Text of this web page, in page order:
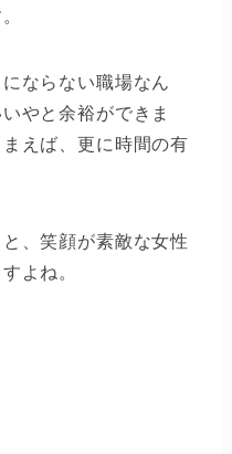
ならない職場なん
やと余裕ができま
えば、更に時間の有
、笑顔が素敵な女性
よね。